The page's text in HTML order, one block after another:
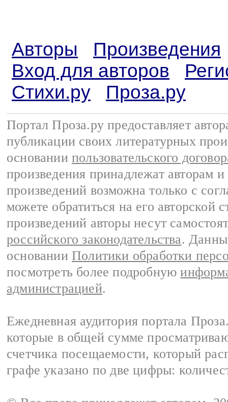
Авторы
Произведения
Вход для авторов
Стихи.ру
Проза.ру
Портал Проза.ру предоставляет
публикации своих литературных
основании пользовательского
произведения принадлежат авторам
произведений возможна только с
можете обратиться на его авторской
произведений авторы несут
российского законодательства.
основании Политики обработки
посмотреть более подробную
администрацией.
Ежедневная аудитория портала
которые в общей сумме
счетчика посещаемости, который
графе указано по две цифры: